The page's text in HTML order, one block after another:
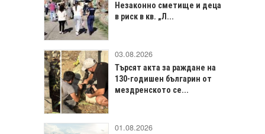
Незаконно сметище и деца
в риск в кв. „Л...
03.08.2026
Търсят акта за раждане на
130-годишен българин от
мездренското се...
01.08.2026